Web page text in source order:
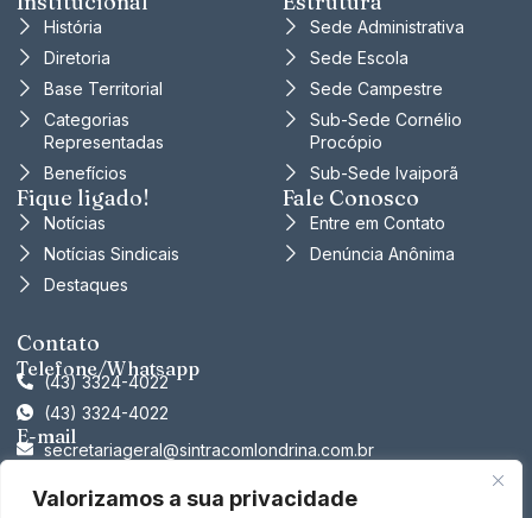
Valorizamos a sua privacidade
História
Diretoria
Base Territorial
Categorias
Representadas
Benefícios
Fique ligado!
Notícias
Notícias Sindicais
Destaques
Sede Administrativa
Sede Escola
Sede Campestre
Sub-Sede Cornélio
Procópio
Sub-Sede Ivaiporã
Fale Conosco
Entre em Contato
Denúncia Anônima
Contato
Telefone/Whatsapp
(43) 3324-4022
(43) 3324-4022
E-mail
secretariageral@sintracomlondrina.com.br
presidencia@sintracomlondrina.com.br